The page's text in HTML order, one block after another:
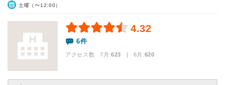
土曜（〜12:00）
4.32
6件
アクセス数 7月:623 | 6月:620